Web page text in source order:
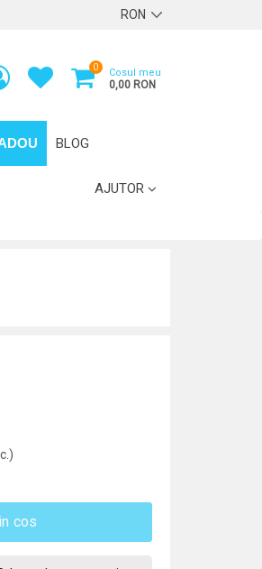
0 Cosul meu
0,00 RON
BLOG
AJUTOR
cos